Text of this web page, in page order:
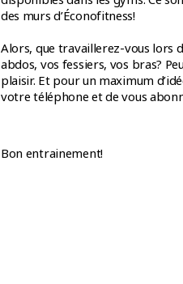
des murs d’Éconofitness!
Alors, que travaillerez-vous lors
abdos, vos fessiers, vos bras?
plaisir. Et pour un maximum
votre téléphone et de vous
Bon entrainement!